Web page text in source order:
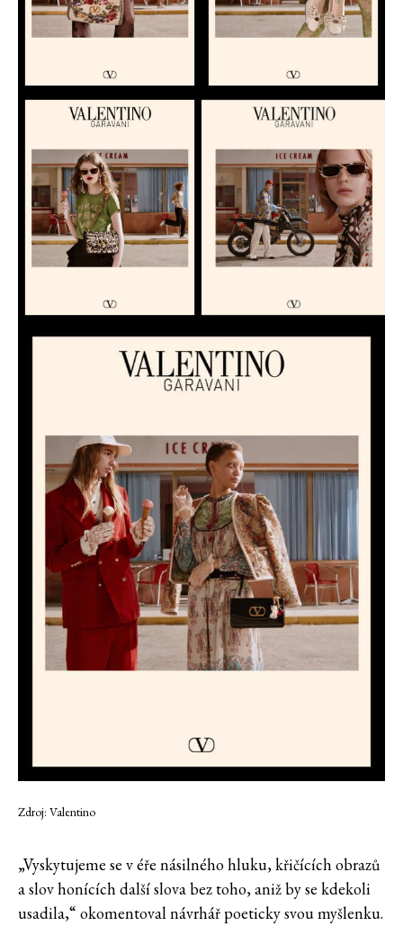
Zdroj: Valentino
„Vyskytujeme se v éře násilného hluku, křičících obrazů
a slov honících další slova bez toho, aniž by se kdekoli
usadila,“ okomentoval návrhář poeticky svou myšlenku.